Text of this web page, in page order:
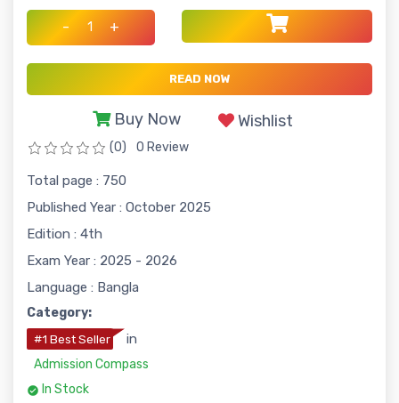
- +
READ NOW
Buy Now Wishlist
(0) 0 Review
Total page : 750
Published Year : October 2025
Edition : 4th
Exam Year : 2025 - 2026
Language : Bangla
Category:
#1 Best Seller in
Admission Compass
In Stock